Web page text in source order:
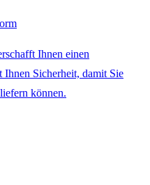
Ihnen einen
Ihnen Sicherheit, damit Sie
können.